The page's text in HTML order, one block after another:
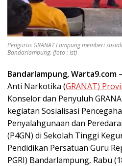
Pengurus GRANAT Lampung memberi
Bandarlampung. (foto : ist)
Bandarlampung, Warta9.com
Anti Narkotika (GRANAT)
Konselor dan Penyuluh
kegiatan Sosialisasi
Penyalahgunaan dan
(P4GN) di Sekolah Tinggi
Pendidikan Persatuan Guru
PGRI) Bandarlampung, Rabu